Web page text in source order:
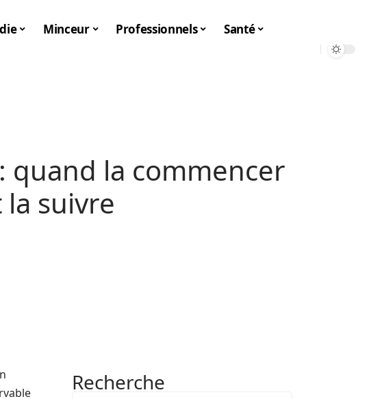
Minceur Professionnels Santé
quand la commencer
suivre
Recherche